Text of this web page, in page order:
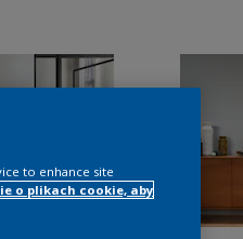
to enhance site
o plikach cookie, aby